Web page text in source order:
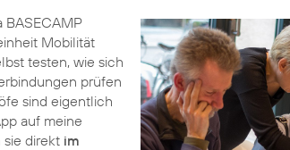
BASECAMP
Mobilität
testen, wie sich
prüfen
sind eigentlich
auf meine
sie direkt im